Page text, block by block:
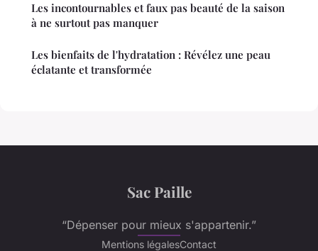
Les incontournables et faux pas beauté de la saison
à ne surtout pas manquer
Les bienfaits de l'hydratation : Révélez une peau
éclatante et transformée
Sac Paille
“Dépenser pour mieux s'appartenir.”
Mentions légalesContact